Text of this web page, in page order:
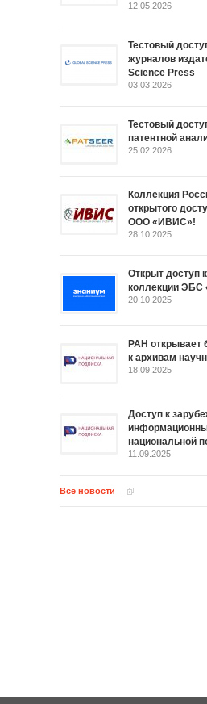
12.05.2026
Тестовый
журналов
Science Press
03.03.2026
Тестовый
патентной
25.02.2026
Коллекция
открытого
ООО «ИВИС»!
28.10.2025
Открыт доступ
коллекции ЭБС
20.10.2025
РАН открывает
к архивам
18.09.2025
Доступ к
национальной
11.09.2025
Все новости